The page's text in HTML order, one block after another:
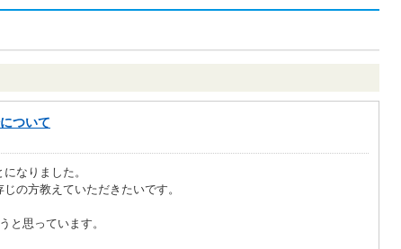
ついて
なりました。
の方教えていただきたいです。
と思っています。